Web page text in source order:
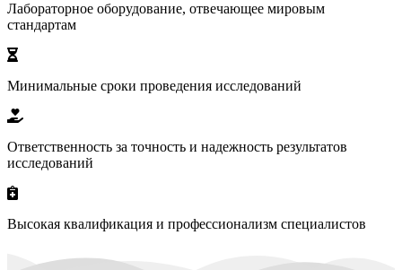
Лабораторное оборудование, отвечающее мировым
стандартам
Минимальные сроки проведения исследований
Ответственность за точность и надежность результатов
исследований
Высокая квалификация и профессионализм специалистов